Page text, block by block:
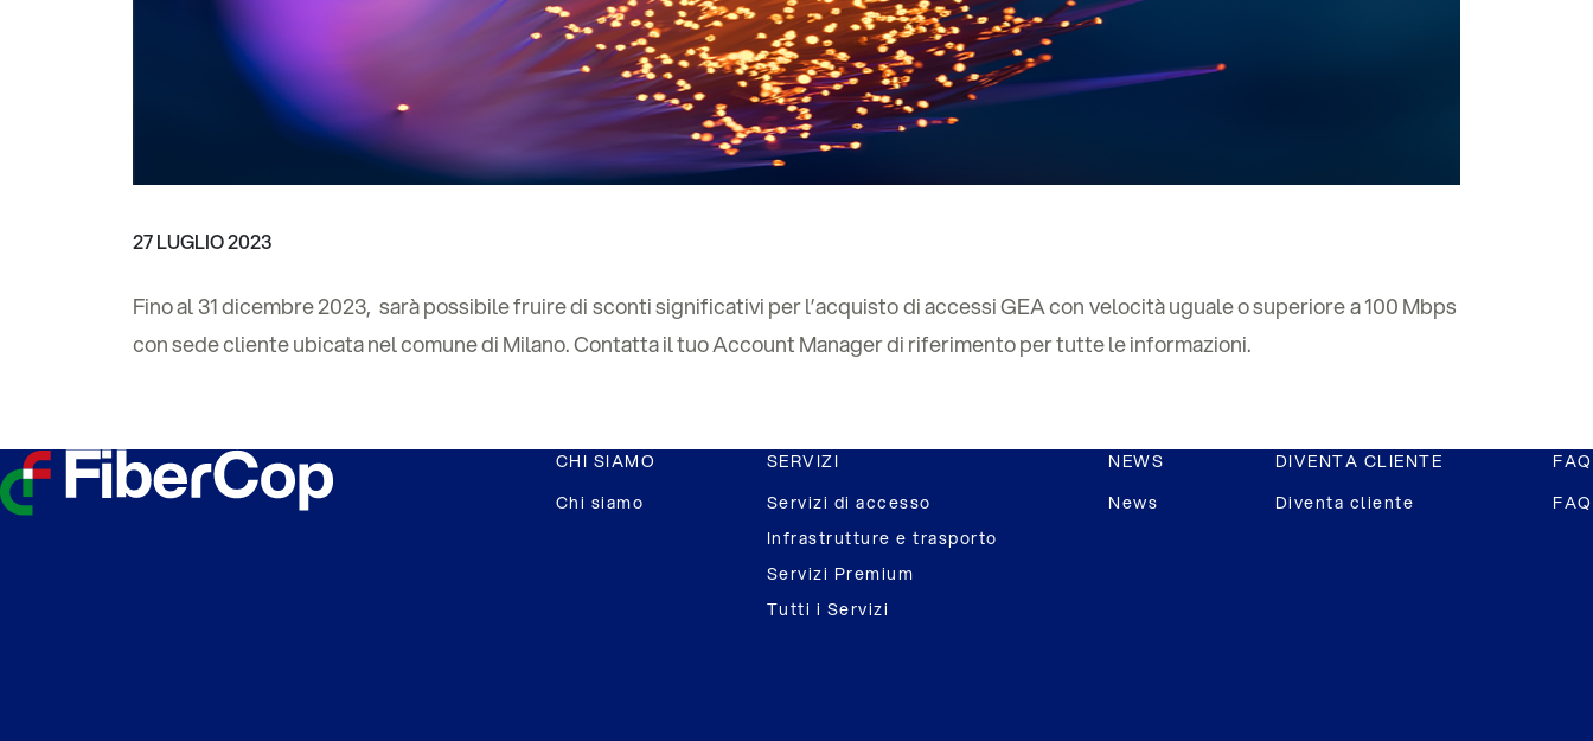
27 LUGLIO 2023
Fino al 31 dicembre 2023, sarà possibile fruire di sconti significativi per l’acquisto di accessi GEA con velocità uguale o superiore a 100 Mbps
con sede cliente ubicata nel comune di Milano. Contatta il tuo Account Manager di riferimento per tutte le informazioni.
CHI SIAMO
Chi siamo
SERVIZI
Servizi di accesso
Infrastrutture e trasporto
Servizi Premium
Tutti i Servizi
NEWS
News
DIVENTA CLIENTE
Diventa cliente
FAQ
FAQ